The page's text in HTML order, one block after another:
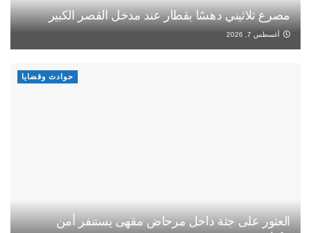
مصرع ثلاثيني دهسًا بقطار عند مدخل القصر الكبير
أغسطس 7, 2026
حوادث وقضايا
العثور على جثة داخل مرحاض مقهى يستنفر أمن